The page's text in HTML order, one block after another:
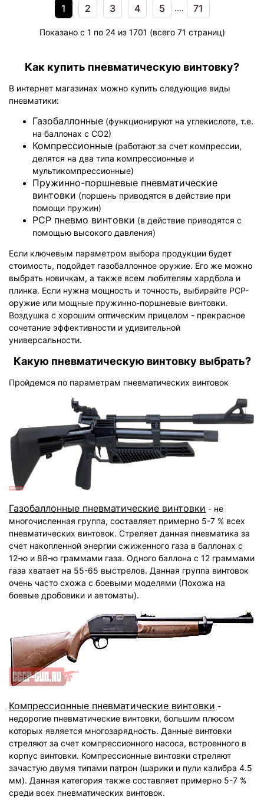
1 2 3 4 5 .... 71
Показано с 1 по 24 из 1701 (всего 71 страниц)
Как купить пневматическую винтовку?
В интернет магазинах можно купить следующие виды
пневматики:
Газобаллонные (функционируют на углекислоте, т.е.
на баллонах с СО2)
Компрессионные (работают за счет компрессии,
делятся на два типа компрессионные и
мультикомпрессионные)
Пружинно-поршневые пневматические
винтовки (поршень приводятся в действие при
помощи пружин)
РСР пневмо винтовки (в действие приводятся с
помощью высокого давления)
Если ключевым параметром выбора продукции будет
стоимость, подойдет газобаллонное оружие. Его же можно
выбрать новичкам, а также всем любителям хардбола и
плинка. Если нужна мощность и точность, выбирайте РСР-
оружие или мощные пружинно-поршневые винтовки.
Воздушка с хорошим оптическим прицелом - прекрасное
сочетание эффективности и удивительной
универсальности.
Какую пневматическую винтовку выбрать?
Пройдемся по параметрам пневматических винтовок
Газобаллонные пневматические винтовки - не
многочисленная группа, составляет примерно 5-7 % всех
пневматических винтовок. Стреляет данная пневматика за
счет накопленной энергии сжиженного газа в баллонах с
12-ю и 88-ю граммами газа. Одного баллона с 12 граммами
газа хватает на 55-65 выстрелов. Данная группа винтовок
очень часто схожа с боевыми моделями (Похожа на
боевые дробовики и автоматы).
Компрессионные пневматические винтовки -
недорогие пневматические винтовки, большим плюсом
которых является многозарядность. Данные винтовки
стреляют за счет компрессионного насоса, встроенного в
корпус винтовки. Компрессионные винтовки стреляют
зачастую двумя типами патрон (шарики и пули калибра 4.5
мм). Данная категория также составляет примерно 5-7 %
среди всех пневматических винтовок.